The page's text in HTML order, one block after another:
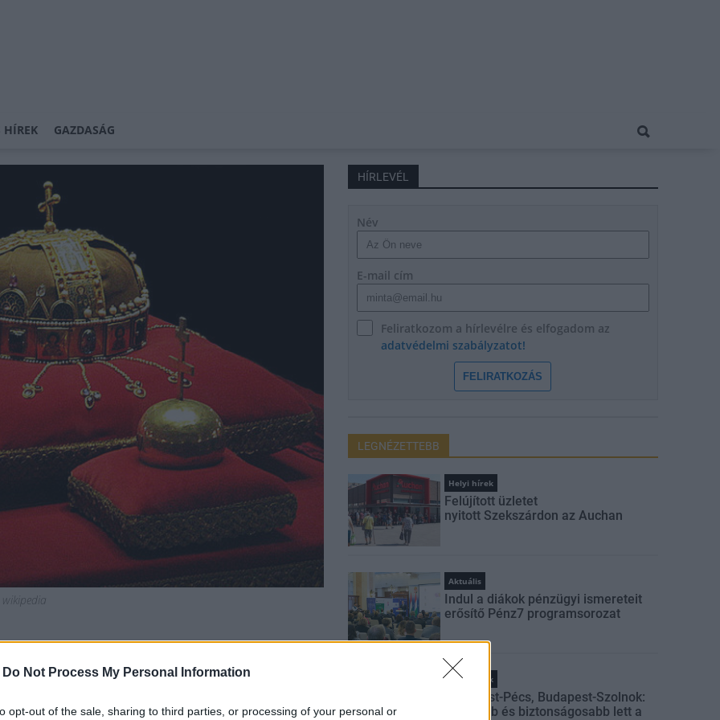
Do Not Process My Personal Information
opt-out of the sale, sharing to third parties, or processing of your personal or
HÍREK GAZDASÁG
wikipedia
látható Szekszárd
HÍRLEVÉL
Név
E-mail cím
Feliratkozom a hírlevélre és elfogadom az
adatvédelmi szabályzatot!
FELIRATKOZÁS
LEGNÉZETTEBB
Helyi hírek
Felújított üzletet
nyitott Szekszárdon az Auchan
Aktuális
Indul a diákok pénzügyi ismereteit
erősítő Pénz7 programsorozat
Helyi hírek
Budapest-Pécs, Budapest-Szolnok:
gyorsabb és biztonságosabb lett a